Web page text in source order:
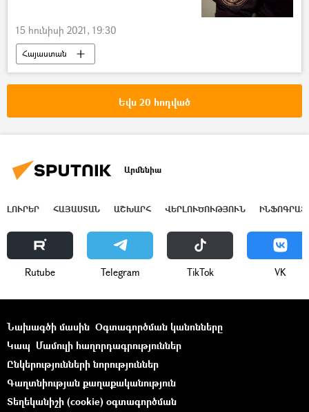
15 հունիսի 2021, 19:30
Հայաստան
ՀՀ ազգային անվտանգության ծառայություն. ԱԱԾ
«Գագիկ Սողոմոնյան» ֆեյք
Եվս 20 հոդված
Արմենիա
ԼՈՒՐԵՐ ՀԱՅԱՍՏԱՆ ԱՇԽԱՐՀ ՎԵՐԼՈՒԾՈՒԹՅՈՒՆ
Rutube Telegram ТikТоk VK
Նախագծի մասին Օգտագործման կանոնները
Կապ Մամուլի հաղորդագրություններ
Ընկերությունների նորություններ
Գաղտնիության քաղաքականություն
Տեղեկանիշի (cookie) օգտագործման